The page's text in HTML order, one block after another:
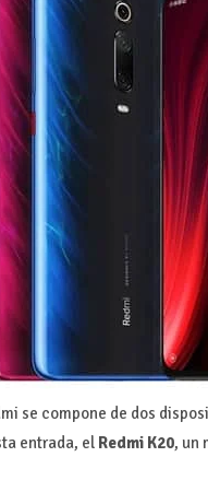
se compone de dos
entrada, el Redmi K20, un